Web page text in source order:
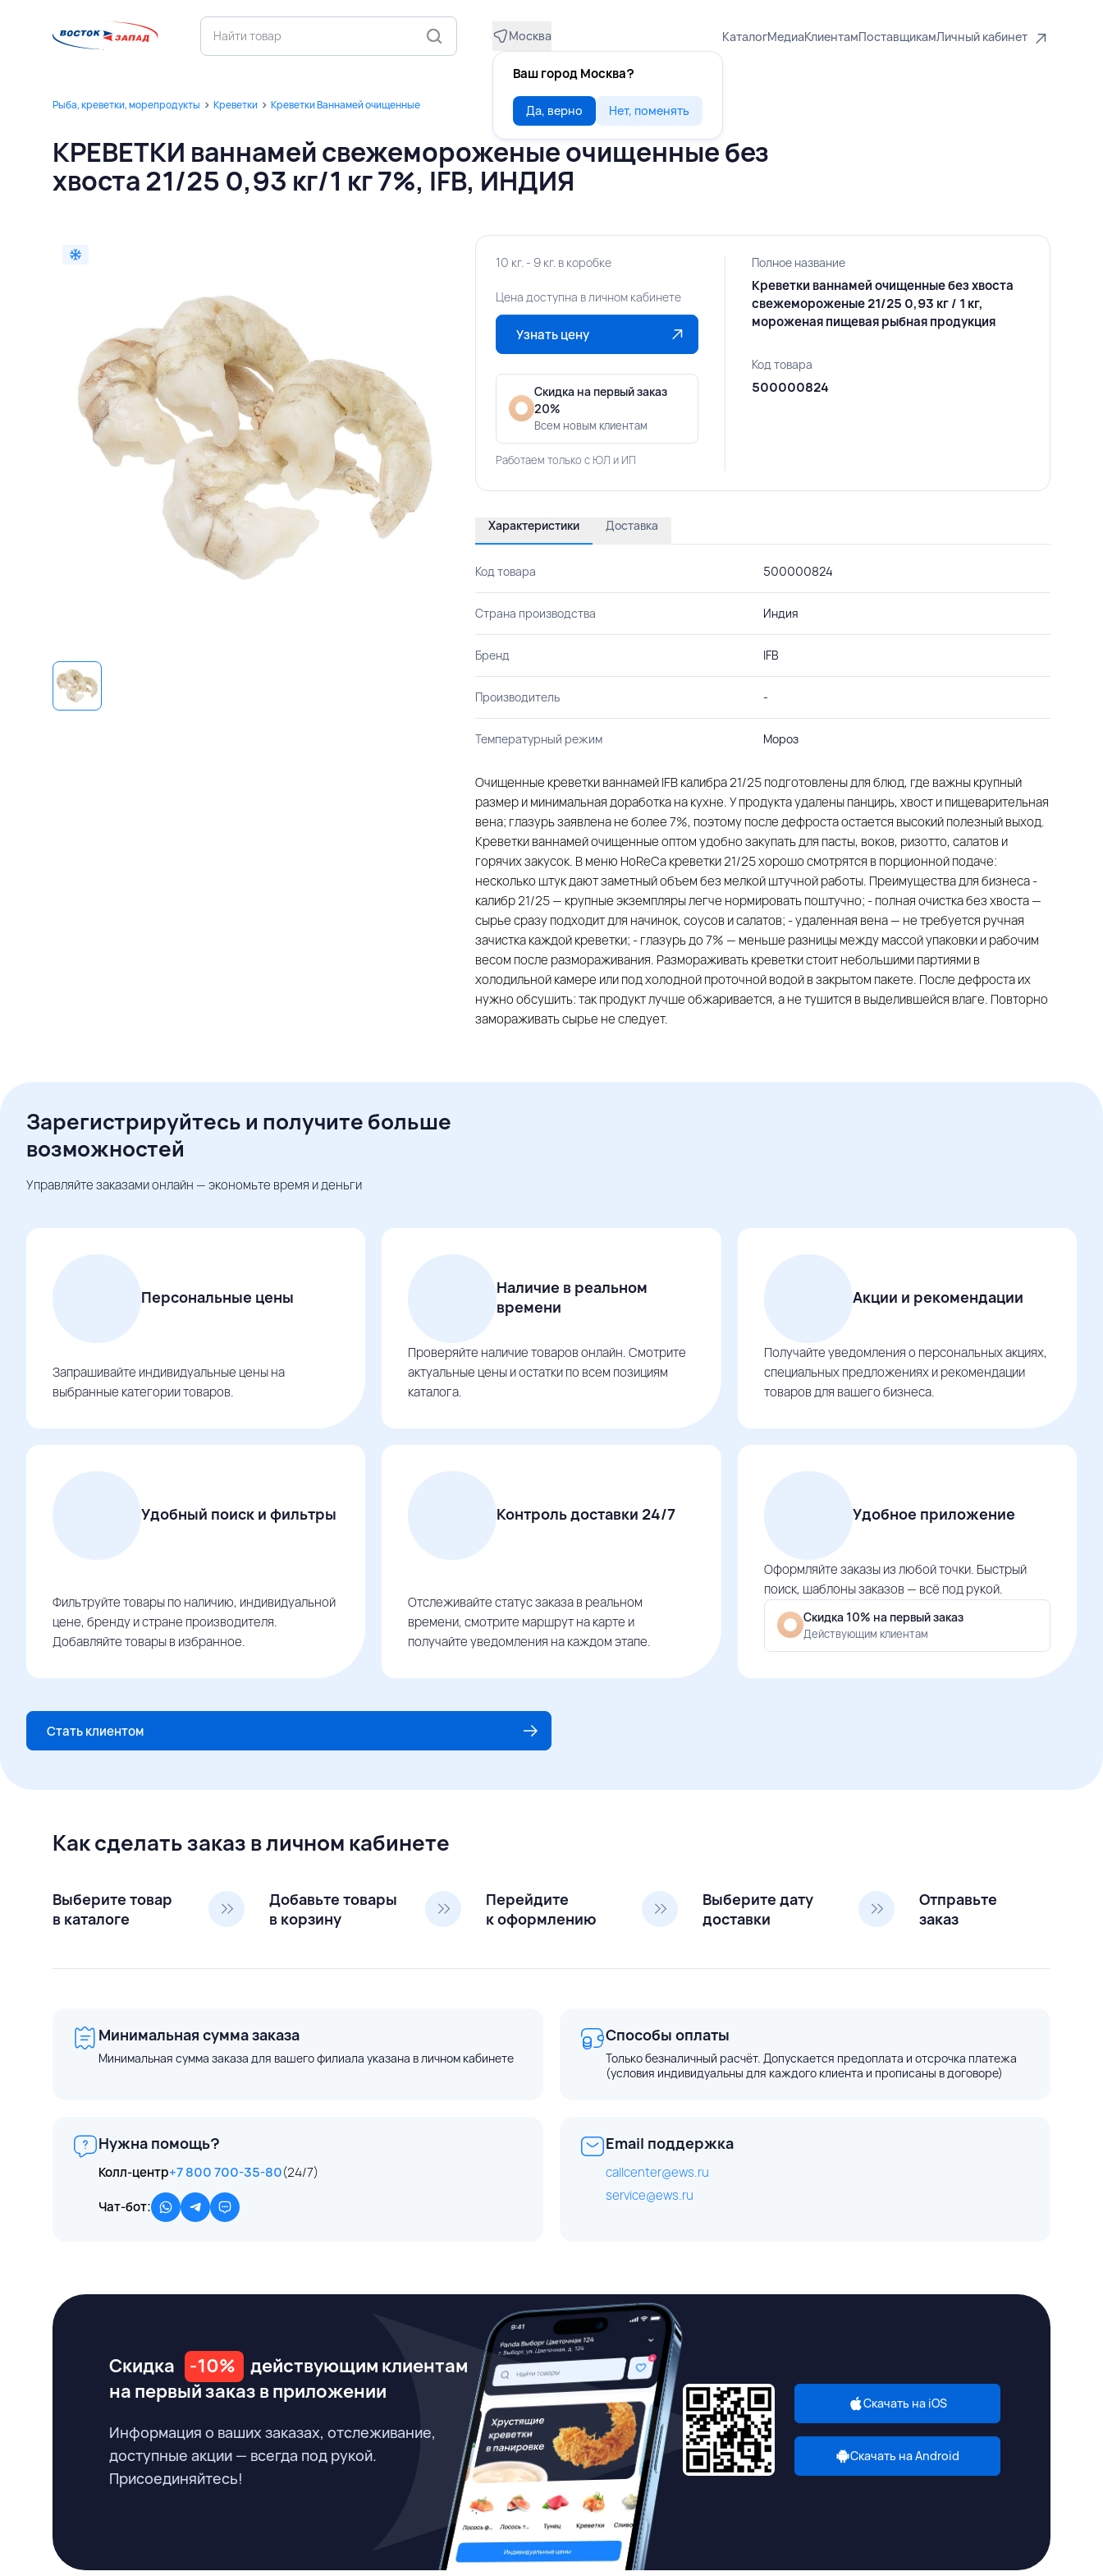
Москва
Ваш город Москва?
Да, верно Нет, поменять
КаталогМедиаКлиентамПоставщикамЛичный кабинет
Рыба, креветки, морепродукты Креветки Креветки Ваннамей очищенные
КРЕВЕТКИ ваннамей свежемороженые очищенные без
хвоста 21/25 0,93 кг/1 кг 7%, IFB, ИНДИЯ
10 кг. - 9 кг. в коробке
Цена доступна в личном кабинете
Узнать цену
Скидка на первый заказ
20%
Всем новым клиентам
Работаем только с ЮЛ и ИП
Полное название
Креветки ваннамей очищенные без хвоста
свежемороженые 21/25 0,93 кг / 1 кг,
мороженая пищевая рыбная продукция
Код товара
500000824
Характеристики Доставка
Код товара 500000824
Страна производства Индия
Бренд IFB
Производитель -
Температурный режим Мороз
Очищенные креветки ваннамей IFB калибра 21/25 подготовлены для блюд, где важны крупный
размер и минимальная доработка на кухне. У продукта удалены панцирь, хвост и пищеварительная
вена; глазурь заявлена не более 7%, поэтому после дефроста остается высокий полезный выход.
Креветки ваннамей очищенные оптом удобно закупать для пасты, воков, ризотто, салатов и
горячих закусок. В меню HoReCa креветки 21/25 хорошо смотрятся в порционной подаче:
несколько штук дают заметный объем без мелкой штучной работы. Преимущества для бизнеса -
калибр 21/25 — крупные экземпляры легче нормировать поштучно; - полная очистка без хвоста —
сырье сразу подходит для начинок, соусов и салатов; - удаленная вена — не требуется ручная
зачистка каждой креветки; - глазурь до 7% — меньше разницы между массой упаковки и рабочим
весом после размораживания. Размораживать креветки стоит небольшими партиями в
холодильной камере или под холодной проточной водой в закрытом пакете. После дефроста их
нужно обсушить: так продукт лучше обжаривается, а не тушится в выделившейся влаге. Повторно
замораживать сырье не следует.
Зарегистрируйтесь и получите больше
возможностей
Управляйте заказами онлайн — экономьте время и деньги
Персональные цены
Запрашивайте индивидуальные цены на
выбранные категории товаров.
Наличие в реальном
времени
Проверяйте наличие товаров онлайн. Смотрите
актуальные цены и остатки по всем позициям
каталога.
Акции и рекомендации
Получайте уведомления о персональных акциях,
специальных предложениях и рекомендации
товаров для вашего бизнеса.
Удобный поиск и фильтры
Фильтруйте товары по наличию, индивидуальной
цене, бренду и стране производителя.
Добавляйте товары в избранное.
Контроль доставки 24/7
Отслеживайте статус заказа в реальном
времени, смотрите маршрут на карте и
получайте уведомления на каждом этапе.
Удобное приложение
Оформляйте заказы из любой точки. Быстрый
поиск, шаблоны заказов — всё под рукой.
Скидка 10% на первый заказ
Действующим клиентам
Стать клиентом
Как сделать заказ в личном кабинете
Выберите товар
в каталоге
Добавьте товары
в корзину
Перейдите
к оформлению
Выберите дату
доставки
Отправьте
заказ
Минимальная сумма заказа
Минимальная сумма заказа для вашего филиала указана в личном кабинете
Способы оплаты
Только безналичный расчёт. Допускается предоплата и отсрочка платежа
(условия индивидуальны для каждого клиента и прописаны в договоре)
Нужна помощь?
Колл-центр+7 800 700-35-80(24/7)
Чат-бот:
Email поддержка
callcenter@ews.ru
service@ews.ru
Скидка -10%
действующим клиентам
на первый заказ в приложении
Информация о ваших заказах, отслеживание,
доступные акции — всегда под рукой.
Присоединяйтесь!
Скачать на iOS
Скачать на Android